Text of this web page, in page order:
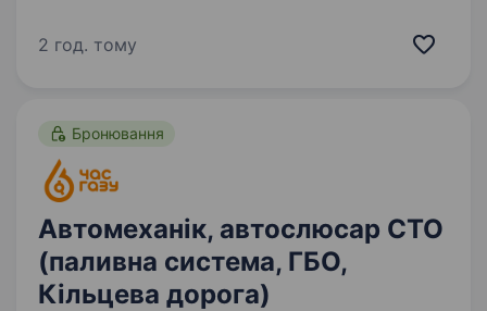
тільки починають свій шлях в автомобільному
2 год. тому
Бронювання
Автомеханік, автослюсар СТО
(паливна система, ГБО,
Кільцева дорога)